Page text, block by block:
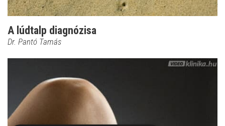
A lúdtalp diagnózisa
Dr. Pantó Tamás